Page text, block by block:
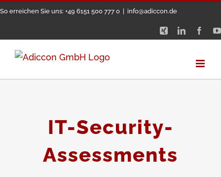
Zum
So erreichen Sie uns: +49 6151 500 777 0 info@adiccon.de
Xing LinkedIn
IT-Security-
Assessments